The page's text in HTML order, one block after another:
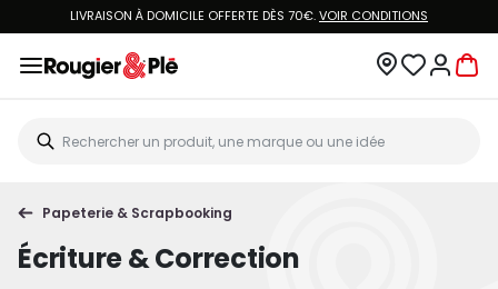
LIVRAISON À DOMICILE OFFERTE DÈS 70€.VOIR CONDITIONS
Papeterie & Scrapbooking
Écriture & Correction